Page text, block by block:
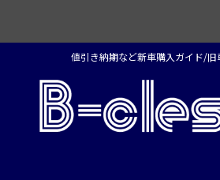
値引き納期など新車購入ガイド/旧